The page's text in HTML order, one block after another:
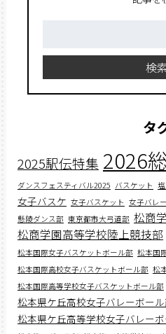
検
タ
2025駅伝特集 2026
ダンスフェスティバル2025 バスケット
女子バスケ 女子バスケット 女子バレー
懸陵ダンス部 東京都市大弓道部 松商
松商学園高等学校陸上競技部
松本国際女子バスケットボール部 松本国
松本国際高校女子バスケットボール部 松
松本国際高等学校女子バスケットボール部
松本県ケ丘高校女子バレーボー
松本県ケ丘高等学校女子バレー